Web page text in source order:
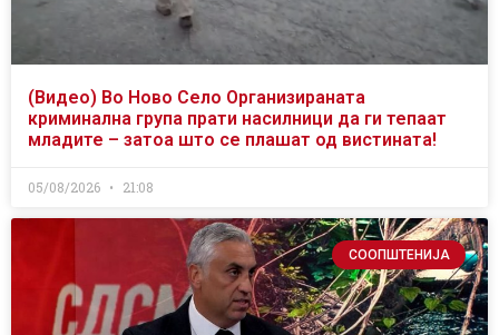
(Видео) Во Ново Село Организираната
криминална група прати насилници да ги тепаат
младите – затоа што се плашат од вистината!
05/08/2026 21:08
СООПШТЕНИЈА